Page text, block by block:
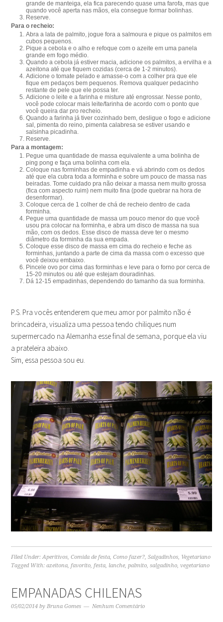
grande de manteiga, ela fica parecendo quase uma farofa, mas que
quando você aperta nas mãos, ela consegue formar bolinhas.
Reserve.
Para o recheio:
Abra a lata de palmito, jogue fora a salmoura e pique os palmitos em
cubos pequenos.
Pique a cebola e o alho e refoque com o azeite em uma panela
grande em fogo médio.
Quando a cebola já estiver macia, adicione os palmitos, a ervilha e a
azeitona até que fiquem cozidas (cerca de 1-2 minutos).
Adicione o tomate pelado e amasse-o com a colher pra que ele
fique em pedaços bem pequenos. Remova qualquer pedacinho
restante de pele que ele possa ter.
Adicione o leite e a farinha e misture até engrossar. Nesse ponto,
você pode colocar mais leite/farinha de acordo com o ponto que
você queira dar pro recheio.
Quando a farinha já tiver cozinhado bem, desligue o fogo e adicione
sal, pimenta do reino, pimenta calabresa se estiver usando e
salsinha picadinha.
Reserve.
Para a montagem:
Pegue uma quantidade de massa equivalente a uma bolinha de
ping pong e faça uma bolinha com ela.
Coloque nas forminhas de empadinha e vá abrindo com os dedos
até que ela cubra toda a forminha e sobre um pouco de massa nas
beiradas. Tome cuidado pra não deixar a massa nem muito grossa
(fica com aspecto ruim) nem muito fina (pode quebrar na hora de
desenformar).
Coloque cerca de 1 colher de chá de recheio dentro de cada
forminha.
Pegue uma quantidade de massa um pouco menor do que você
usou pra colocar na forminha, e abra um disco de massa na sua
mão, com os dedos. Esse disco de massa deve ter o mesmo
diâmetro da forminha da sua empada.
Coloque esse disco de massa em cima do recheio e feche as
forminhas, juntando a parte de cima da massa com o excesso que
você deixou embaixo.
Pincele ovo por cima das forminhas e leve para o forno por cerca de
15-20 minutos ou até que estejam douradinhas.
Dá 12-15 empadinhas, dependendo do tamanho da sua forminha.
P.S. Pra vocês entenderem que meu amor por palmito não é
brincadeira, visualiza uma pessoa tendo chiliques num
supermercado na Alemanha esse final de semana, porque ela viu
a prateleira abaixo.
Sim, essa pessoa sou eu.
Filed Under:Aperitivos,Comida de festa,Como fazer?,Salgadinhos, Vegetariano
Tagged With:azeitona,favorito,festa, lanche,palmito,salgadinho,vegetariano
EMPANADAS CHILENAS
05/02/2014 byBruna Gomes Nenhum Comentário